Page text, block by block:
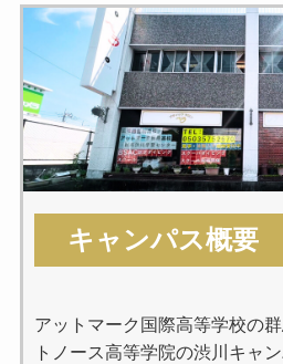
キャンパス概要
アットマーク国際高等学校の
トノース高等学院の渋川キャン